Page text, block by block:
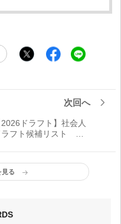
次回へ
2026ドラフト】社会人
ラフト候補リスト 最
力
見る